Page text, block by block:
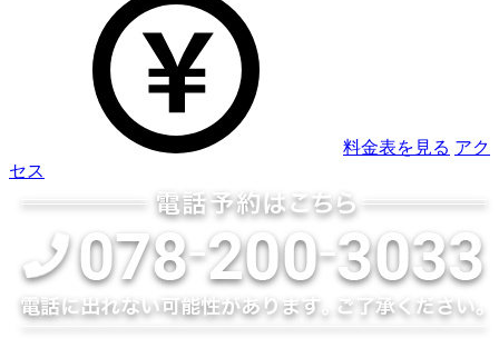
料金表を見る アク
セス